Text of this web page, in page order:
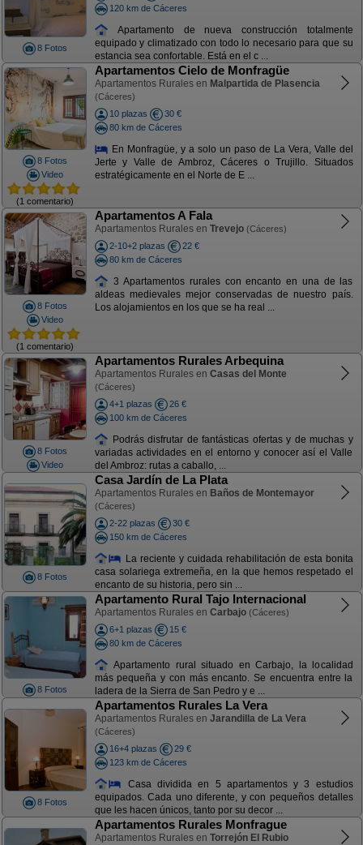
8 Fotos
120 km de Cáceres
Apartamento de nueva construcción totalmente
equipado y climatizado con todo lo necesario para que su
estancia sea confortable. Está en el c ...
8 Fotos
Video
(1 comentario)
Apartamentos Cielo de Monfragüe
Apartamentos Rurales en Malpartida de Plasencia
(Cáceres)
10 plazas
30 €
80 km de Cáceres
En Monfragüe, y a solo un paso de La Vera, Valle del
Jerte y Valle de Ambroz, Cáceres o Trujillo. Situados
estratégicamente en el Norte de E ...
8 Fotos
Video
(1 comentario)
Apartamentos A Fala
Apartamentos Rurales en Trevejo (Cáceres)
2-10+2 plazas
22 €
80 km de Cáceres
3 Apartamentos rurales con encanto en una de las
aldeas medievales mejor conservadas de nuestro país.
Los alojamientos en los que se ha real ...
8 Fotos
Video
Apartamentos Rurales Arbequina
Apartamentos Rurales en Casas del Monte
(Cáceres)
4+1 plazas
26 €
100 km de Cáceres
Podrás disfrutar de fantásticas ofertas y de muchas y
variadas actividades en el entorno y conocer así el Valle
del Ambroz: rutas a caballo, ...
8 Fotos
Casa Jardín de La Plata
Apartamentos Rurales en Baños de Montemayor
(Cáceres)
2-22 plazas
30 €
150 km de Cáceres
La reciente y cuidada rehabilitación de esta bonita
casa solariega extremeña, en la que hemos respetado el
encanto de su historia, pero sin ...
8 Fotos
Apartamento Rural Tajo Internacional
Apartamentos Rurales en Carbajo (Cáceres)
6+1 plazas
15 €
80 km de Cáceres
Apartamento rural situado en Carbajo, la localidad
más pequeña y con más encanto. Se encuentra entre la
ladera de la Sierra de San Pedro y e ...
8 Fotos
Apartamentos Rurales La Vera
Apartamentos Rurales en Jarandilla de La Vera
(Cáceres)
16+4 plazas
29 €
123 km de Cáceres
Casa dividida en 5 apartamentos y 3 estudios
equipados. Cada uno diferente, y con pequeños detalles
que les hacen únicos, tanto por su decor ...
Apartamentos Rurales Monfrague
Apartamentos Rurales en Torrejón El Rubio